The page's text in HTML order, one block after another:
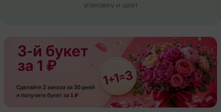
упаковку и цвет